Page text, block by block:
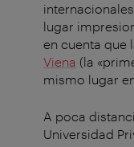
lugar
en cuenta que
Viena (la
mismo lugar en
A poca
Universidad